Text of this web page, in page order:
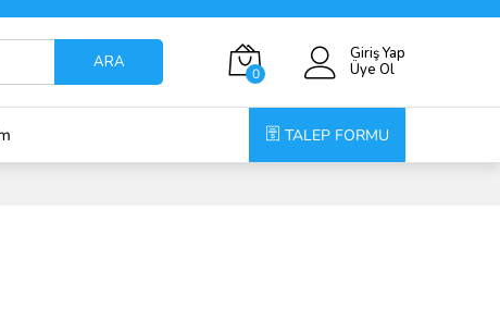
ARA
0
Giriş Yap
Üye Ol
TALEP FORMU